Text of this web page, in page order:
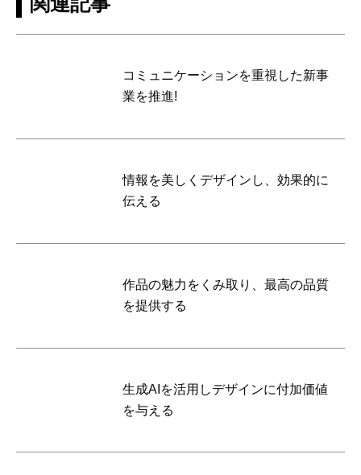
コミュニケーションを重視した新事
業を推進!
情報を美しくデザインし、効果的に
伝える
作品の魅力をくみ取り、最高の品質
を提供する
生成AIを活用しデザインに付加価値
を与える